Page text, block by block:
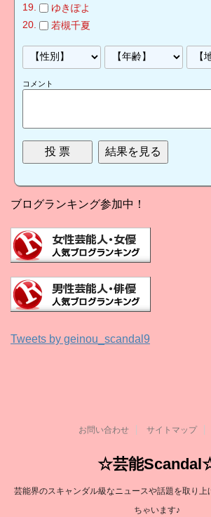
ゆきぽよ
若槻千夏
コメント
ブログランキング参加中！
Tweets by geinou_scandal9
お問い合わせ サイトマップ
☆芸能
芸能界のスキャンダル級なニュースや話題を取り上
ちゃいます♪